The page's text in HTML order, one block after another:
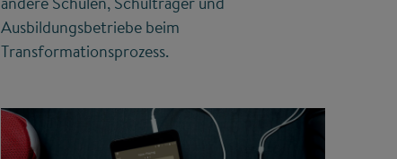
Ausbildungsbetriebe beim
Transformationsprozess.